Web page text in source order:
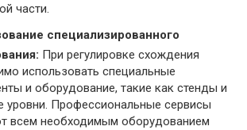
части.
специализированного
При регулировке схождения
использовать специальные
и оборудование, такие как стенды и
уровни. Профессиональные сервисы
всем необходимым оборудованием